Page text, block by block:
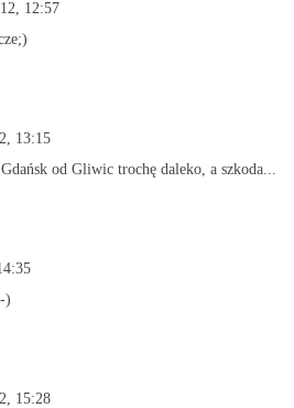
12:57
13:15
od Gliwic trochę daleko, a szkoda...
)
15:28